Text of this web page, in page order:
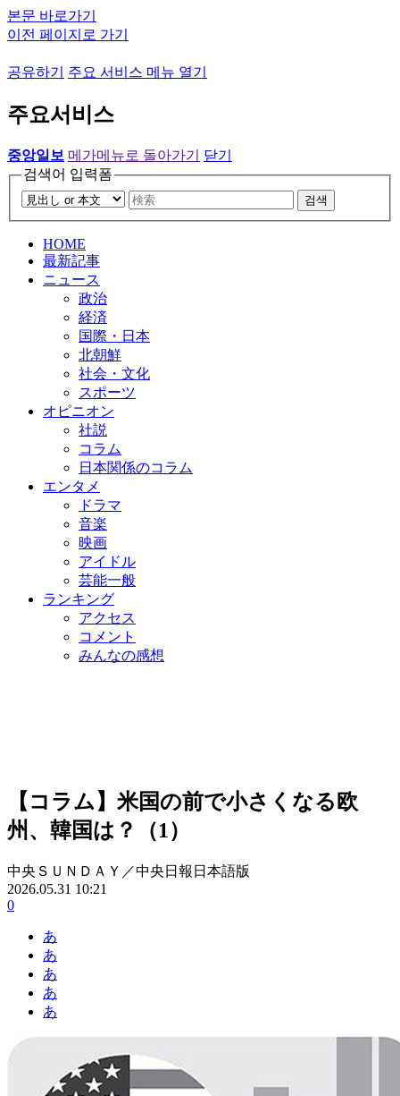
본문 바로가기
이전 페이지로 가기
공유하기 주요 서비스 메뉴 열기
주요서비스
중앙일보 메가메뉴로 돌아가기
닫기
검색어 입력폼
검색
HOME
最新記事
ニュース
政治
経済
国際・日本
北朝鮮
社会・文化
スポーツ
オピニオン
社説
コラム
日本関係のコラム
エンタメ
ドラマ
音楽
映画
アイドル
芸能一般
ランキング
アクセス
コメント
みんなの感想
【コラム】米国の前で小さくなる欧
州、韓国は？（1）
中央ＳＵＮＤＡＹ／中央日報日本語版
2026.05.31 10:21
0
あ
あ
あ
あ
あ